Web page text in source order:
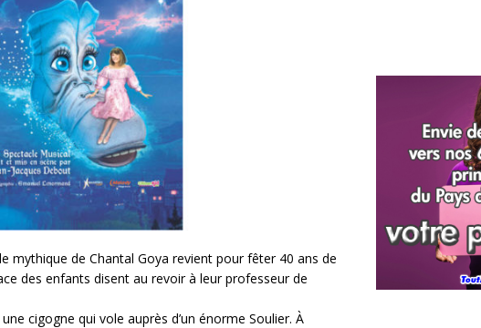
mythique de Chantal Goya revient pour fêter 40 ans de
des enfants disent au revoir à leur professeur de
cigogne qui vole auprès d’un énorme Soulier. À